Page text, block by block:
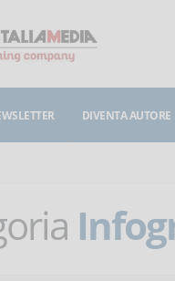
DIVENTA AUTORE